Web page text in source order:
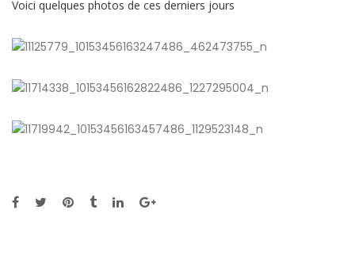
Voici quelques photos de ces derniers jours